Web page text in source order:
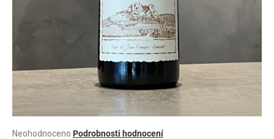
Průměrné
Neohodnoceno Podrobnosti hodnocení